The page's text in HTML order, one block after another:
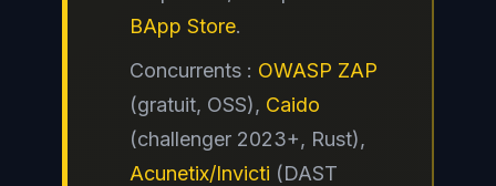
BApp Store.
Concurrents : OWASP ZAP
(gratuit, OSS), Caido
(challenger 2023+, Rust),
Acunetix/Invicti (DAST